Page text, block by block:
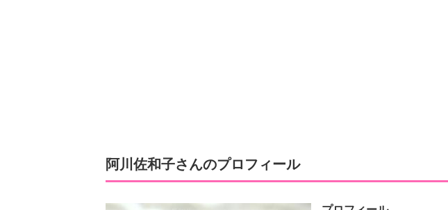
阿川佐和子さんのプロフィール